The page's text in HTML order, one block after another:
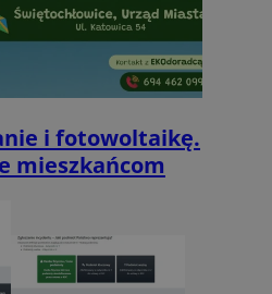
i fotowoltaikę.
mieszkańcom